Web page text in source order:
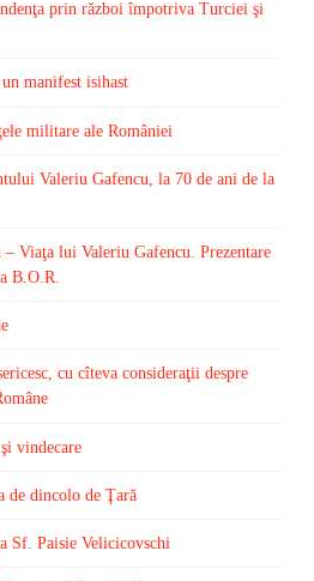
prin război împotriva Turciei şi
manifest isihast
militare ale României
Valeriu Gafencu, la 70 de ani de la
Viaţa lui Valeriu Gafencu. Prezentare
B.O.R.
cu cîteva consideraţii despre
vindecare
de dincolo de Ţară
Sf. Paisie Velicicovschi